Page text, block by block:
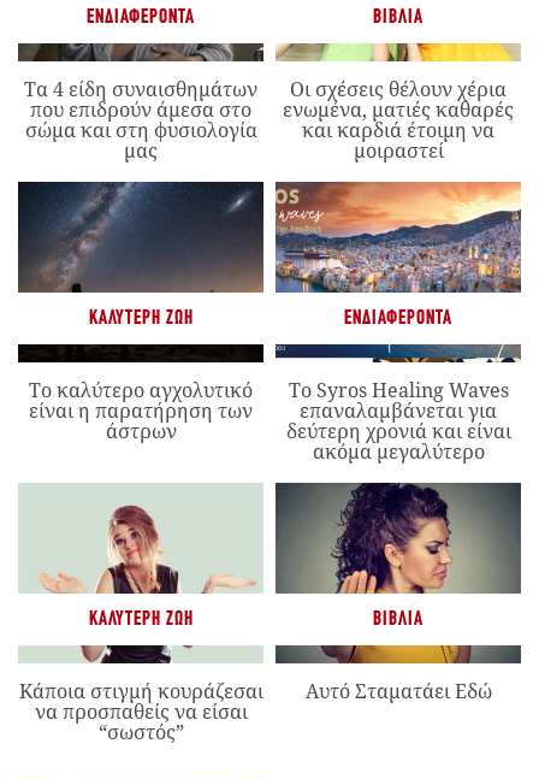
ΕΝΔΙΑΦΈΡΟΝΤΑ
Τα 4 είδη συναισθημάτων
που επιδρούν άμεσα στο
σώμα και στη φυσιολογία
μας
ΒΙΒΛΊΑ
Οι σχέσεις θέλουν χέρια
ενωμένα, ματιές καθαρές
και καρδιά έτοιμη να
μοιραστεί
ΚΑΛΎΤΕΡΗ ΖΩΉ
Το καλύτερο αγχολυτικό
είναι η παρατήρηση των
άστρων
ΕΝΔΙΑΦΈΡΟΝΤΑ
Το Syros Healing Waves
επαναλαμβάνεται για
δεύτερη χρονιά και είναι
ακόμα μεγαλύτερο
ΚΑΛΎΤΕΡΗ ΖΩΉ
Κάποια στιγμή κουράζεσαι
να προσπαθείς να είσαι
“σωστός”
ΒΙΒΛΊΑ
Αυτό Σταματάει Εδώ